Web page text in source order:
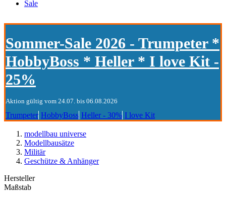
Sale
Sommer-Sale 2026 - Trumpeter *
HobbyBoss * Heller * I love Kit -
25%
Aktion gültig vom 24.07. bis 06.08.2026
Trumpeter HobbyBoss Heller - 30% I love Kit
modellbau universe
Modellbausätze
Militär
Geschütze & Anhänger
Hersteller
Maßstab